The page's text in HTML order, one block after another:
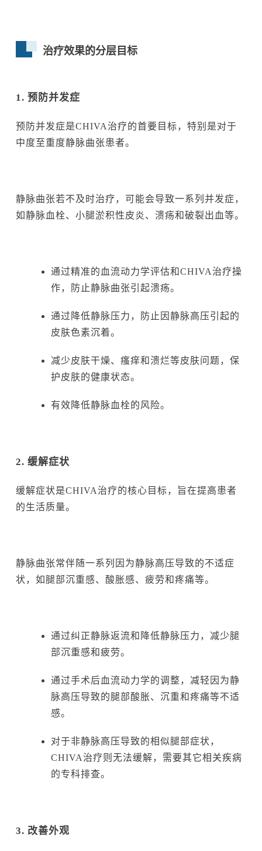
治疗效果的分层目标
1. 预防并发症
预防并发症是CHIVA治疗的首要目标，特别是对于
中度至重度静脉曲张患者。
静脉曲张若不及时治疗，可能会导致一系列并发症，
如静脉血栓、小腿淤积性皮炎、溃疡和破裂出血等。
通过精准的血流动力学评估和CHIVA治疗操
作，防止静脉曲张引起溃疡。
通过降低静脉压力，防止因静脉高压引起的
皮肤色素沉着。
减少皮肤干燥、瘙痒和溃烂等皮肤问题，保
护皮肤的健康状态。
有效降低静脉血栓的风险。
2. 缓解症状
缓解症状是CHIVA治疗的核心目标，旨在提高患者
的生活质量。
静脉曲张常伴随一系列因为静脉高压导致的不适症
状，如腿部沉重感、酸胀感、疲劳和疼痛等。
通过纠正静脉返流和降低静脉压力，减少腿
部沉重感和疲劳。
通过手术后血流动力学的调整，减轻因为静
脉高压导致的腿部酸胀、沉重和疼痛等不适
感。
对于非静脉高压导致的相似腿部症状，
CHIVA治疗则无法缓解，需要其它相关疾病
的专科排查。
3. 改善外观